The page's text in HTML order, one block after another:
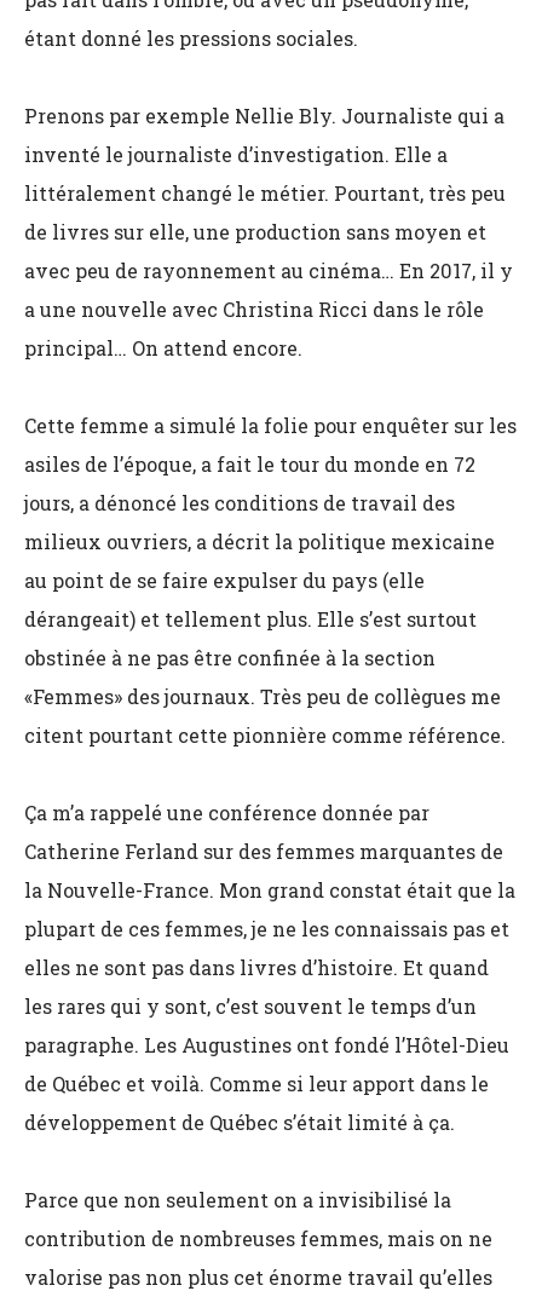
étant donné les pressions sociales.
Prenons par exemple Nellie Bly. Journaliste qui a
inventé le journaliste d’investigation. Elle a
littéralement changé le métier. Pourtant, très peu
de livres sur elle, une production sans moyen et
avec peu de rayonnement au cinéma… En 2017, il y
a une nouvelle avec Christina Ricci dans le rôle
principal… On attend encore.
Cette femme a simulé la folie pour enquêter sur les
asiles de l’époque, a fait le tour du monde en 72
jours, a dénoncé les conditions de travail des
milieux ouvriers, a décrit la politique mexicaine
au point de se faire expulser du pays (elle
dérangeait) et tellement plus. Elle s’est surtout
obstinée à ne pas être confinée à la section
«Femmes» des journaux. Très peu de collègues me
citent pourtant cette pionnière comme référence.
Ça m’a rappelé une conférence donnée par
Catherine Ferland sur des femmes marquantes de
la Nouvelle-France. Mon grand constat était que la
plupart de ces femmes, je ne les connaissais pas et
elles ne sont pas dans livres d’histoire. Et quand
les rares qui y sont, c’est souvent le temps d’un
paragraphe. Les Augustines ont fondé l’Hôtel-Dieu
de Québec et voilà. Comme si leur apport dans le
développement de Québec s’était limité à ça.
Parce que non seulement on a invisibilisé la
contribution de nombreuses femmes, mais on ne
valorise pas non plus cet énorme travail qu’elles